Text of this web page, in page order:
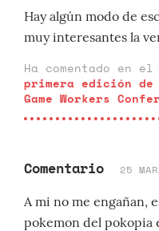
Hay algún modo de
muy interesantes la
Ha comentado en
primera edición de
Game Workers
Comentario 25
A mi no me engañan,
pokemon del pokopia